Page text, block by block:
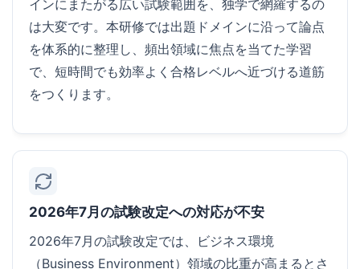
インにまたがる広い試験範囲を、独学で網羅するの
は大変です。本研修では出題ドメインに沿って論点
を体系的に整理し、頻出領域に焦点を当てた学習
で、短時間でも効率よく合格レベルへ近づける道筋
をつくります。
2026年7月の試験改定への対応が不安
2026年7月の試験改定では、ビジネス環境
（Business Environment）領域の比重が高まるとさ